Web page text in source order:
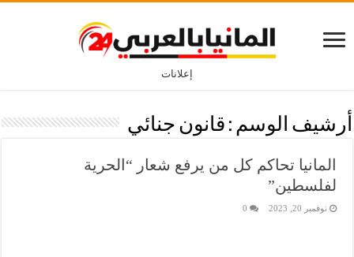
إعلانات
أرشيف الوسم : قانون جنائي
المانيا تحاكم كل من يرفع شعار “الحرية
لفلسطين”
نوفمبر 20, 2023 0